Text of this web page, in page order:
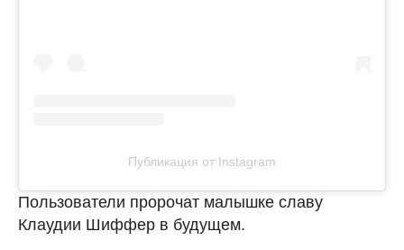
Публикация от Instagram
Пользователи пророчат малышке славу
Клаудии Шиффер в будущем.